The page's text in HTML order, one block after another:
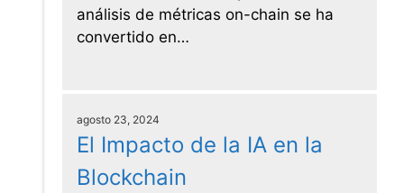
análisis de métricas on-chain se ha
convertido en…
agosto 23, 2024
El Impacto de la IA en la
Blockchain